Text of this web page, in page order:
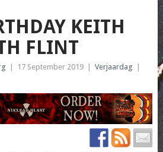
KEITH
FLINT
17 September 2019 Verjaardag